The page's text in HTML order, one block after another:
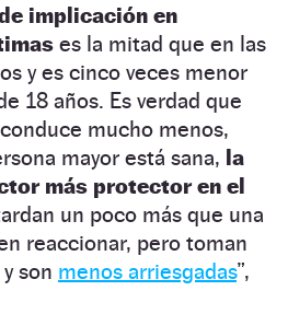
implicación en
es la mitad que en las
y es cinco veces menor
18 años. Es verdad que
mucho menos,
mayor está sana, la
más protector en el
un poco más que una
reaccionar, pero toman
son menos arriesgadas”,